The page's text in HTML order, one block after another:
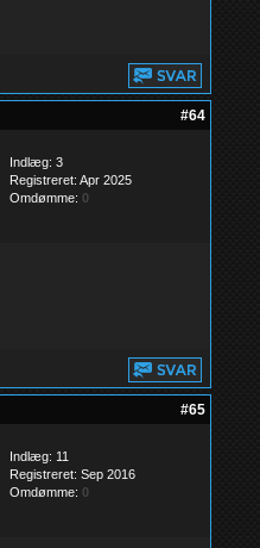
#64
Indlæg: 3
Registreret: Apr 2025
Omdømme: 0
#65
Indlæg: 11
Registreret: Sep 2016
Omdømme: 0